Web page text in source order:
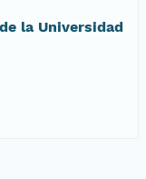
la Universidad